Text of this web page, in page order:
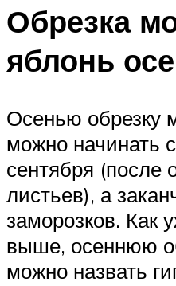
Обрезка
яблонь
Осенью обрезку
можно начинать
сентября (после
листьев), а
заморозков. Как
выше, осеннюю
можно назвать